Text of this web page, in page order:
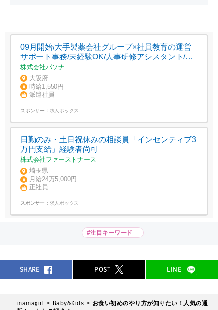
09月開始/大手製薬会社グループ×社員教育の運営
サポート事務/未経験OK/人事研修アシスタント/一
般事務
株式会社パソナ
大阪府
時給1,550円
派遣社員
スポンサー： 求人ボックス
日勤のみ・土日祝休みの相談員「インセンティブ3
万円支給」経験者尚可
株式会社ファーストナース
埼玉県
月給24万5,000円
正社員
スポンサー： 求人ボックス
#注目キーワード
SHARE POST LINE
mamagirl Baby&Kids
お食い初めのやり方が知りたい！人気の通